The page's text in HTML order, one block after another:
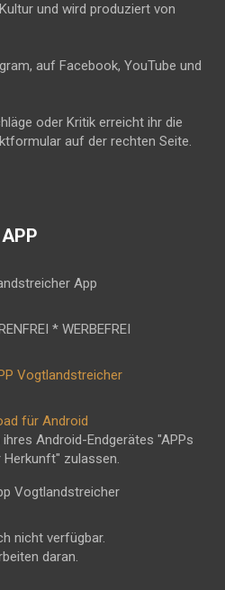
und wird produziert von
auf Facebook, YouTube und
oder Kritik erreicht ihr die
auf der rechten Seite.
* WERBEFREI
für Android
Android-Endgerätes "APPs
Herkunft" zulassen.
nicht verfügbar.
daran.